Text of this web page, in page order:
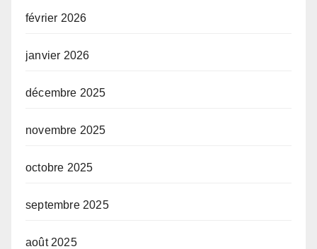
février 2026
janvier 2026
décembre 2025
novembre 2025
octobre 2025
septembre 2025
août 2025